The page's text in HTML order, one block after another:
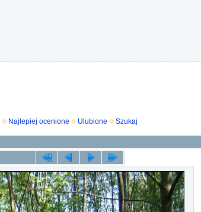
Najlepiej ocenione Ulubione Szukaj